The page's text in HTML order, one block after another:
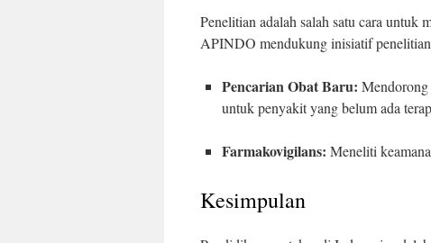
Penelitian adalah salah satu cara untuk
APINDO mendukung inisiatif
Pencarian Obat Baru: Mendorong
untuk penyakit yang belum ada
Farmakovigilans: Meneliti
Kesimpulan